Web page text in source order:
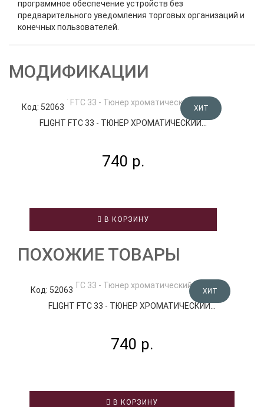
программное обеспечение устройств без
предварительного уведомления торговых организаций и
конечных пользователей.
МОДИФИКАЦИИ
Код: 52063 ХИТ
FLIGHT FTC 33 - ТЮНЕР ХРОМАТИЧЕСКИЙ...
740 р.
В КОРЗИНУ
ПОХОЖИЕ ТОВАРЫ
Код: 52063 ХИТ
FLIGHT FTC 33 - ТЮНЕР ХРОМАТИЧЕСКИЙ...
740 р.
В КОРЗИНУ